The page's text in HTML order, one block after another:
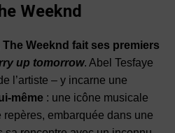
Weeknd
The Weeknd fait ses premiers
up tomorrow. Abel Tesfaye
l’artiste – y incarne une
même : une icône musicale
embarquée dans une